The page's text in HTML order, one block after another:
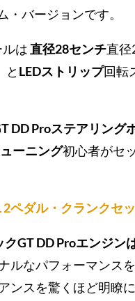
・バージョンです。
は直径28センチ直径
と LEDストリップ回転
DD Proステアリング
ーニング初心者がセ
2ペダル・クランクセ
クGT DD Proエンジン
ルなパフォーマンス
ンスを驚くほど明瞭に